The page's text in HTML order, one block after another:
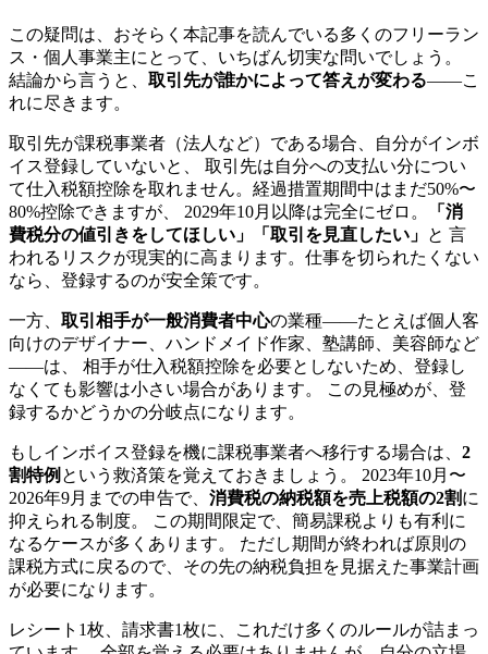
この疑問は、おそらく本記事を読んでいる多くのフリーラン
ス・個人事業主にとって、いちばん切実な問いでしょう。
結論から言うと、 取引先が誰かによって答えが変わる——こ
れに尽きます。
取引先が課税事業者（法人など）である場合、自分がインボ
イス登録していないと、 取引先は自分への支払い分につい
て仕入税額控除を取れません。経過措置期間中はまだ50%〜
80%控除できますが、 2029年10月以降は完全にゼロ。
「消
費税分の値引きをしてほしい」「取引を見直したい」 と 言
われるリスクが現実的に高まります。仕事を切られたくない
なら、登録するのが安全策です。
一方、 取引相手が一般消費者中心の業種——たとえば個人客
向けのデザイナー、ハンドメイド作家、塾講師、美容師など
——は、 相手が仕入税額控除を必要としないため、登録し
なくても影響は小さい場合があります。 この見極めが、登
録するかどうかの分岐点になります。
もしインボイス登録を機に課税事業者へ移行する場合は、 2
割特例 という救済策を覚えておきましょう。 2023年10月〜
2026年9月までの申告で、 消費税の納税額を売上税額の2割に
抑えられる制度。 この期間限定で、簡易課税よりも有利に
なるケースが多くあります。 ただし期間が終われば原則の
課税方式に戻るので、その先の納税負担を見据えた事業計画
が必要になります。
レシート1枚、請求書1枚に、これだけ多くのルールが詰まっ